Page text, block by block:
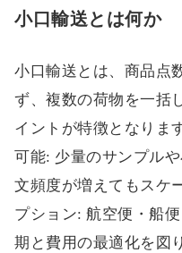
小口輸送とは何か
小口輸送とは、商品点
ず、複数の荷物を一括
イントが特徴となりま
可能: 少量のサンプル
文頻度が増えてもスケ
プション: 航空便・船
期と費用の最適化を図